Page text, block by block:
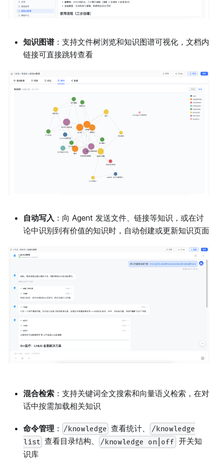
知识图谱：支持文件树浏览和知识图谱可视化，文档内
链接可直接跳转查看
自动写入 ：向 Agent 发送文件、链接等知识，或在讨
论中识别到有价值的知识时，自动创建或更新知识页面
混合检索 ：支持关键词全文搜索和向量语义检索，在对
话中按需加载相关知识
命令管理 ： /knowledge 查看统计、
/knowledge
list 查看目录结构、 /knowledge on|off 开关知
识库